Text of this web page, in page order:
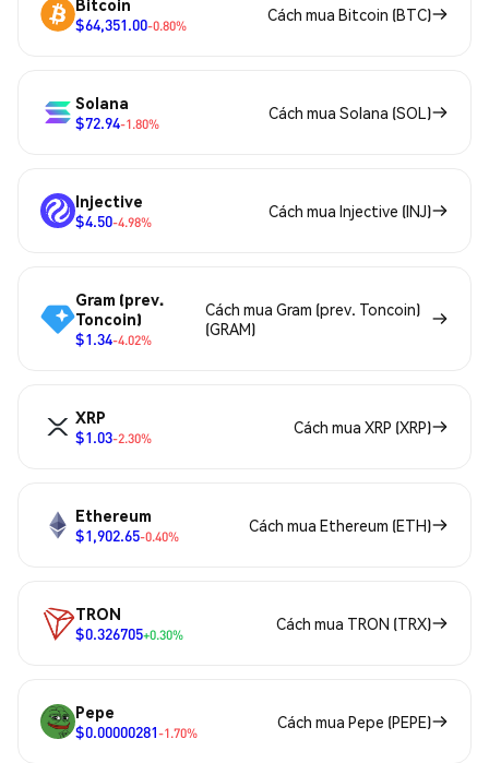
Bitcoin
$64,351.00-0.80%
Cách mua Bitcoin (BTC)
Solana
$72.94-1.80%
Cách mua Solana (SOL)
Injective
$4.50-4.98%
Cách mua Injective (INJ)
Gram (prev.
Toncoin)
$1.34-4.02%
Cách mua Gram (prev. Toncoin)
(GRAM)
XRP
$1.03-2.30%
Cách mua XRP (XRP)
Ethereum
$1,902.65-0.40%
Cách mua Ethereum (ETH)
TRON
$0.326705+0.30%
Cách mua TRON (TRX)
Pepe
$0.00000281-1.70%
Cách mua Pepe (PEPE)